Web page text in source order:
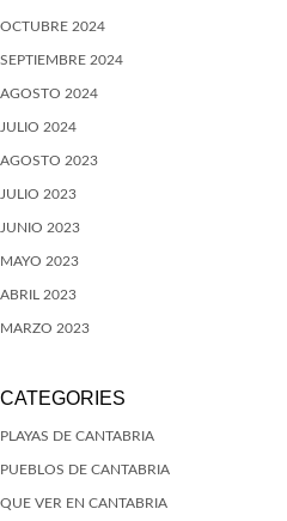
OCTUBRE 2024
SEPTIEMBRE 2024
AGOSTO 2024
JULIO 2024
AGOSTO 2023
JULIO 2023
JUNIO 2023
MAYO 2023
ABRIL 2023
MARZO 2023
CATEGORIES
PLAYAS DE CANTABRIA
PUEBLOS DE CANTABRIA
QUE VER EN CANTABRIA